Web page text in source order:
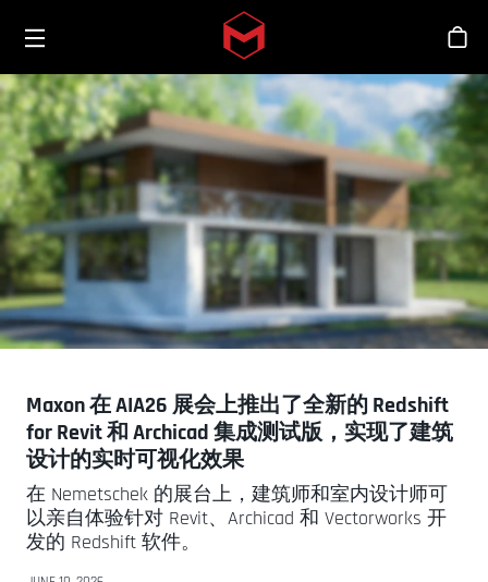
Skip to main content
商
Maxon 在 AIA26 展会上推出了全新的 Redshift
for Revit 和 Archicad 集成测试版，实现了建筑
设计的实时可视化效果
在 Nemetschek 的展台上，建筑师和室内设计师可
以亲自体验针对 Revit、Archicad 和 Vectorworks 开
发的 Redshift 软件。